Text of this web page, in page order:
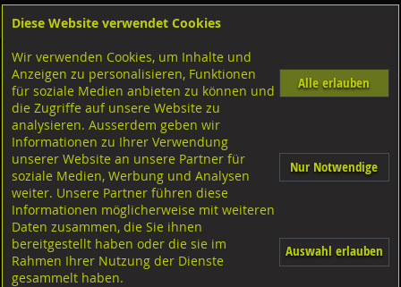
Shop Muttern Innengewinde Schlitzmuttern
Schlitzmuttern, DIN546 A1 rostfrei
Diese Website verwendet Cookies
Wir verwenden Cookies, um Inhalte und
Anzeigen zu personalisieren, Funktionen
für soziale Medien anbieten zu können und
die Zugriffe auf unsere Website zu
analysieren. Ausserdem geben wir
Informationen zu Ihrer Verwendung
unserer Website an unsere Partner für
soziale Medien, Werbung und Analysen
weiter. Unsere Partner führen diese
Informationen möglicherweise mit weiteren
Daten zusammen, die Sie ihnen
bereitgestellt haben oder die sie im
Rahmen Ihrer Nutzung der Dienste
gesammelt haben.
Alle erlauben
Nur Notwendige
Auswahl erlauben